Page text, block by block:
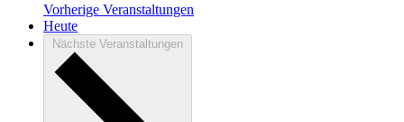
Vorherige Veranstaltungen
Heute
Nächste Veranstaltungen